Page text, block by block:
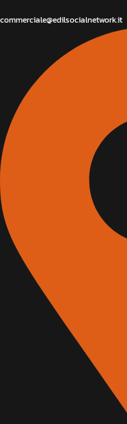
commerciale@edilsocialnetwork.it